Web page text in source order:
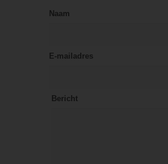
Naam
E-mailadres
Bericht